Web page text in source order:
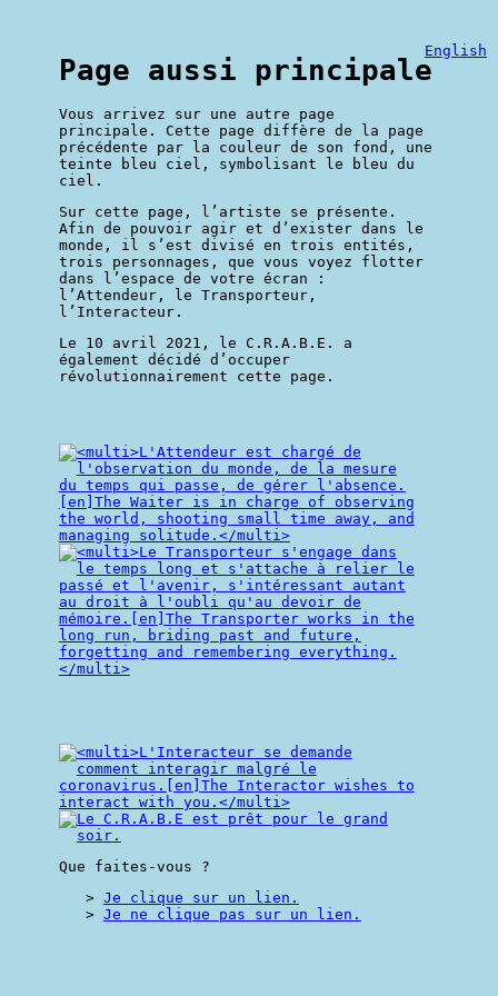
Page aussi principale
English
Vous arrivez sur une autre page
principale. Cette page diffère de la page
précédente par la couleur de son fond, une
teinte bleu ciel, symbolisant le bleu du
ciel.
Sur cette page, l’artiste se présente.
Afin de pouvoir agir et d’exister dans le
monde, il s’est divisé en trois entités,
trois personnages, que vous voyez flotter
dans l’espace de votre écran :
l’Attendeur, le Transporteur,
l’Interacteur.
Le 10 avril 2021, le C.R.A.B.E. a
également décidé d’occuper
révolutionnairement cette page.
Que faites-vous ?
Je clique sur un lien.
Je ne clique pas sur un lien.